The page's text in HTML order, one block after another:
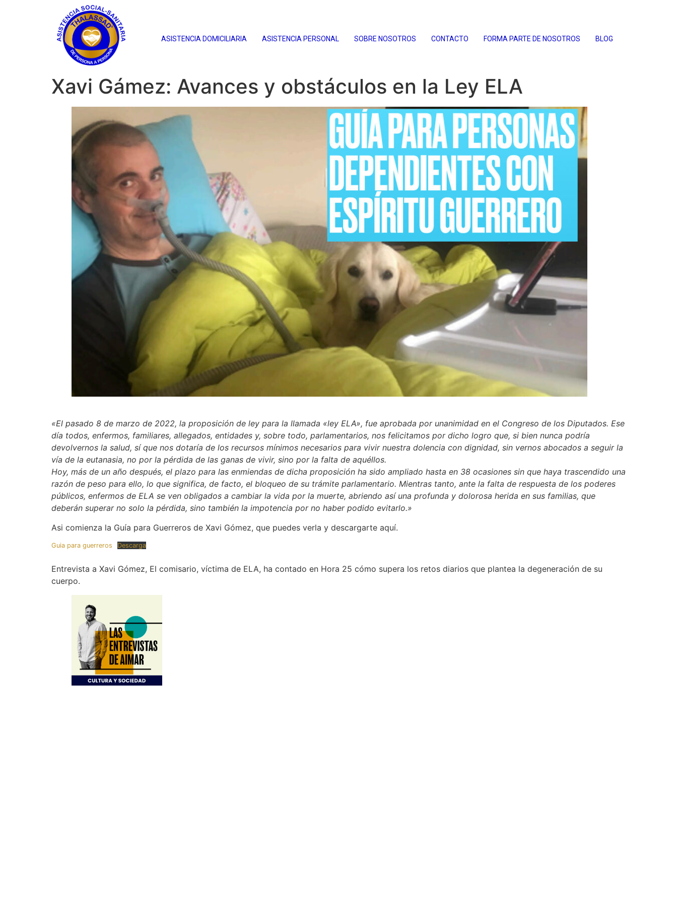
ASISTENCIA DOMICILIARIA ASISTENCIA PERSONAL SOBRE NOSOTROS CONTACTO FORMA PARTE DE NOSOTROS BLOG
Xavi Gámez: Avances y obstáculos en la Ley ELA
«El pasado 8 de marzo de 2022, la proposición de ley para la llamada «ley ELA», fue aprobada por unanimidad en el Congreso de los Diputados. Ese
día todos, enfermos, familiares, allegados, entidades y, sobre todo, parlamentarios, nos felicitamos por dicho logro que, si bien nunca podría
devolvernos la salud, sí que nos dotaría de los recursos mínimos necesarios para vivir nuestra dolencia con dignidad, sin vernos abocados a seguir la
vía de la eutanasia, no por la pérdida de las ganas de vivir, sino por la falta de aquéllos.
Hoy, más de un año después, el plazo para las enmiendas de dicha proposición ha sido ampliado hasta en 38 ocasiones sin que haya trascendido una
razón de peso para ello, lo que significa, de facto, el bloqueo de su trámite parlamentario. Mientras tanto, ante la falta de respuesta de los poderes
públicos, enfermos de ELA se ven obligados a cambiar la vida por la muerte, abriendo así una profunda y dolorosa herida en sus familias, que
deberán superar no solo la pérdida, sino también la impotencia por no haber podido evitarlo.»
Asi comienza la Guía para Guerreros de Xavi Gómez, que puedes verla y descargarte aquí.
Guia para guerreros Descarga
Entrevista a Xavi Gómez, El comisario, víctima de ELA, ha contado en Hora 25 cómo supera los retos diarios que plantea la degeneración de su
cuerpo.